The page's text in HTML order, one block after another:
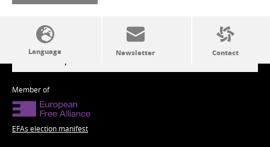
SSW politics from A to Z
Member of
EFAs election manifest